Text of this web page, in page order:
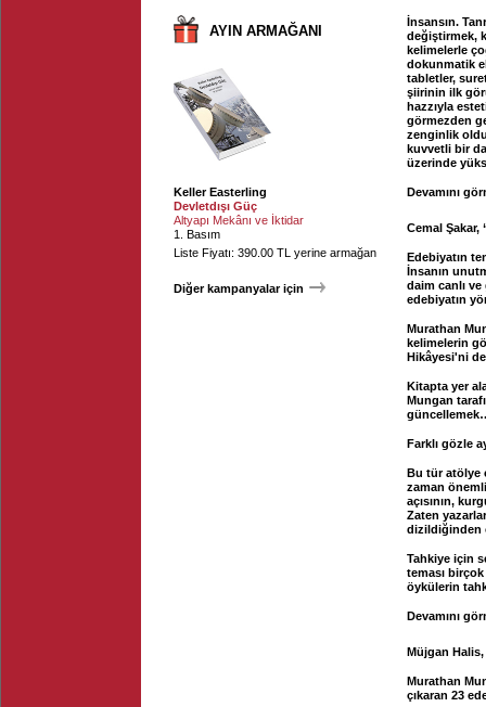
AYIN ARMAĞANI
Keller Easterling
Devletdışı Güç
Altyapı Mekânı ve İktidar
1. Basım
Liste Fiyatı: 390.00 TL yerine armağan
Diğer kampanyalar için
İnsansın.
değiştirmek,
kelimelerle
dokunmatik
tabletler,
şiirinin ilk
hazzıyla
görmezden
zenginlik
kuvvetli bir
üzerinde
Devamını
Cemal Şakar,
Edebiyatın
İnsanın
daim canlı
edebiyatın
Murathan
kelimelerin
Hikâyesi'ni
Kitapta yer
Mungan
Farklı gözle
Bu tür atölye
zaman
açısının,
Zaten
dizildiğinden
Tahkiye için
teması
öykülerin
Devamını
Müjgan
Murathan
çıkaran 23